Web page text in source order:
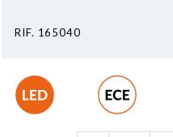
RIF. 165040